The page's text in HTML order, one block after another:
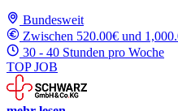
Bundesweit
Zwischen 520.00€ und
30 - 40 Stunden pro Woche
TOP JOB